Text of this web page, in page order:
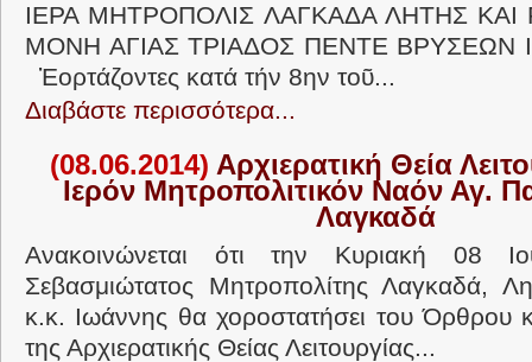
ΙΕΡΑ ΜΗΤΡΟΠΟΛΙΣ ΛΑΓΚΑΔΑ ΛΗΤΗΣ ΚΑΙ
ΜΟΝΗ ΑΓΙΑΣ ΤΡΙΑΔΟΣ ΠΕΝΤΕ ΒΡΥΣΕΩΝ
Ἑορτάζοντες κατά τήν 8ην τοῦ...
Διαβάστε περισσότερα...
(08.06.2014) Αρχιερατική Θεία
Ιερόν Μητροπολιτικόν Ναόν Αγ.
Λαγκαδά
Ανακοινώνεται ότι την Κυριακή 08
Σεβασμιώτατος Μητροπολίτης Λαγκαδά,
κ.κ. Ιωάννης θα χοροστατήσει του Όρθρου
της Αρχιερατικής Θείας Λειτουργίας...